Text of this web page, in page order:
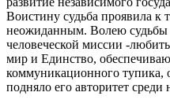
Воистину судьба проявила
неожиданным. Волею судьбы
человеческой миссии -
мир и Единство,
коммуникационного тупика,
подняло его авторитет среди